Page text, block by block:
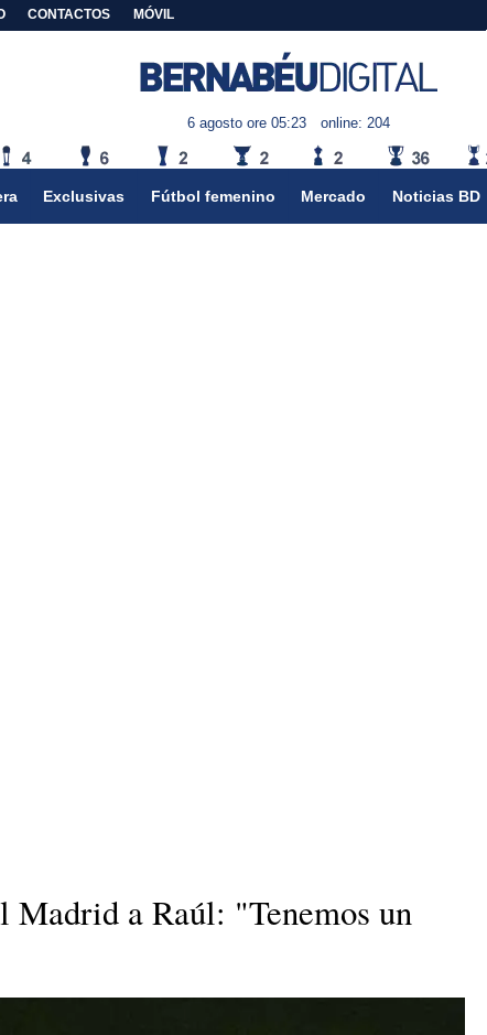
CONTACTOS MÓVIL
6 agosto ore 05:23 online: 204
Exclusivas Fútbol femenino Mercado Noticias BD
Madrid a Raúl: "Tenemos un